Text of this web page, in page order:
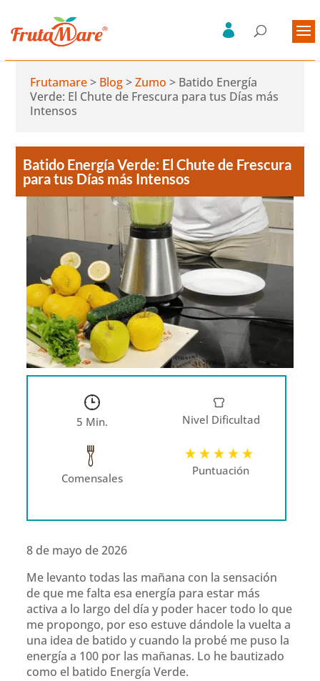
Frutamare> Blog>Zumo > Batido Energía
Verde: El Chute de Frescura para tus Días más
Intensos
Batido Energía Verde: El Chute de Frescura
para tus Días más Intensos
5 Min. Nivel Dificultad
Comensales
Puntuación
8 de mayo de 2026
Me levanto todas las mañana con la sensación
de que me falta esa energía para estar más
activa a lo largo del día y poder hacer todo lo que
me propongo, por eso estuve dándole la vuelta a
una idea de batido y cuando la probé me puso la
energía a 100 por las mañanas. Lo he bautizado
como el batido Energía Verde.